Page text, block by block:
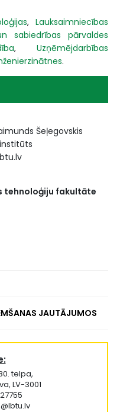
,Lauksaimniecības
sabiedrības pārvaldes
, Uzņēmējdarbības
.
Šeļegovskis
tehnoloģiju fakultāte
JAUTĀJUMOS
telpa,
LV-3001